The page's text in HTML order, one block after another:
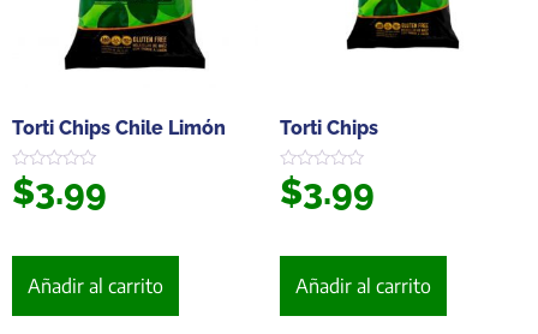
Torti Chips Chile Limón
Valorado
en
$3.99
Añadir al carrito
Torti Chips
Valorado
en
$3.99
Añadir al carrito